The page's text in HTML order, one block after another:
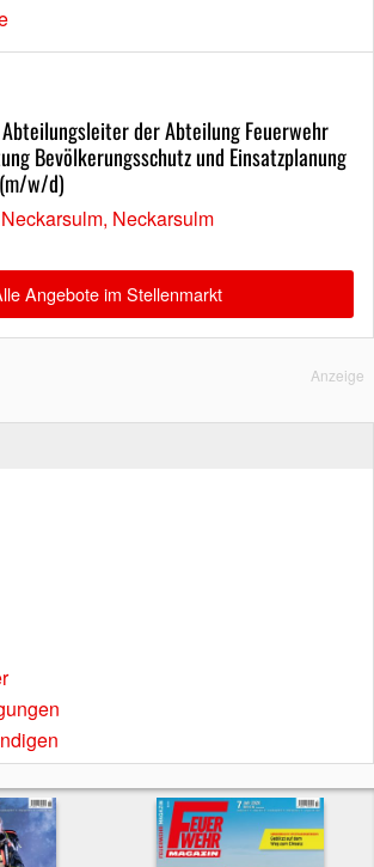
der Abteilung Feuerwehr
Bevölkerungsschutz und Einsatzplanung
w/d)
Neckarsulm
Angebote im Stellenmarkt
Anzeige